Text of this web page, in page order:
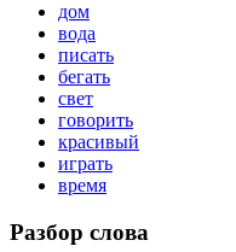
дом
вода
писать
бегать
свет
говорить
красивый
играть
время
Разбор слова